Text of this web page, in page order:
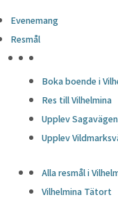
Evenemang
Resmål
Boka boende i
Res till Vilhelmina
Upplev Sagavägen
Upplev
Alla resmål i
Vilhelmina Tätort